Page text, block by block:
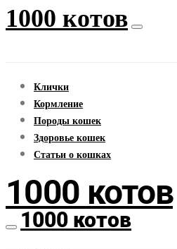
1000 котов
Клички
Кормление
Породы кошек
Здоровье кошек
Статьи о кошках
1000 котов
1000 котов